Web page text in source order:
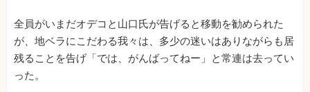
全員がいまだオデコと山口氏が告げると移動を勧められた
が、地ベラにこだわる我々は、多少の迷いはありながらも居
残ることを告げ「では、がんばってねー」と常連は去ってい
った。